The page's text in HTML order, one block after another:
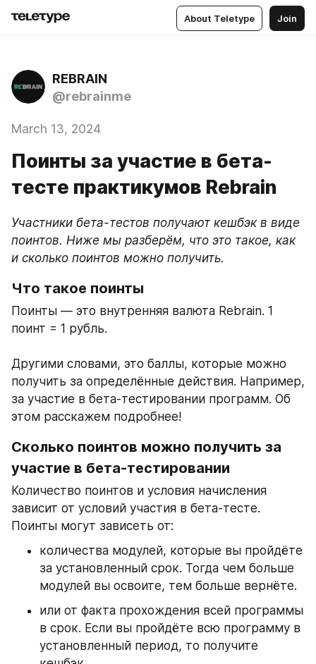
About Teletype Join
REBRAIN
@rebrainme
March 13, 2024
Поинты за участие в бета-
тесте практикумов Rebrain
Участники бета-тестов получают кешбэк в виде
поинтов. Ниже мы разберём, что это такое, как
Что такое поинты
Поинты — это внутренняя валюта Rebrain. 1
поинт = 1 рубль.
Другими словами, это баллы, которые можно
получить за определённые действия. Например,
за участие в бета-тестировании программ. Об
этом расскажем подробнее!
Сколько поинтов можно получить за
участие в бета-тестировании
Количество поинтов и условия начисления
зависит от условий участия в бета-тесте.
Поинты могут зависеть от:
количества модулей, которые вы пройдёте
за установленный срок. Тогда чем больше
модулей вы освоите, тем больше вернёте.
или от факта прохождения всей программы
в срок. Если вы пройдёте всю программу в
установленный период, то получите